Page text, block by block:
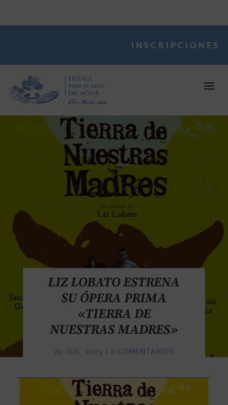
INSCRIPCIONES
LIZ LOBATO ESTRENA
SU ÓPERA PRIMA
«TIERRA DE
NUESTRAS MADRES»
20 JUL, 2023 0 COMENTARIOS